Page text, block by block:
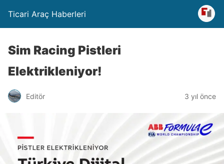
Ticari Araç Haberleri
Sim Racing Pistleri
Elektrikleniyor!
Editör 3 yıl önce